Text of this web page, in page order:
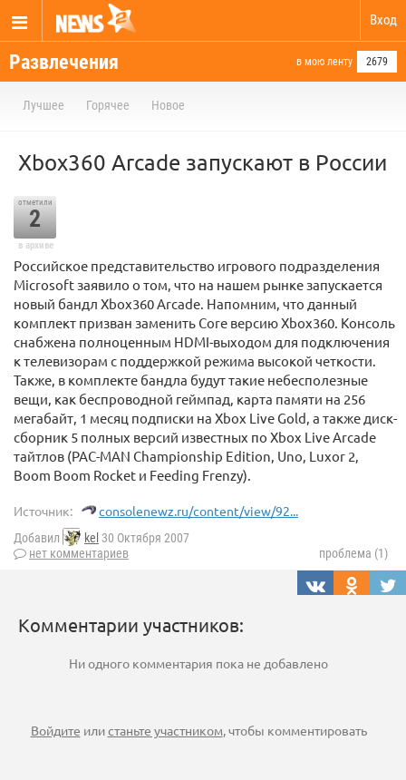
Вход
Развлечения в мою ленту 2679
Лучшее Горячее Новое
Xbox360 Arcade запускают в России
отметили
2
в архиве
Российское представительство игрового подразделения
Microsoft заявило о том, что на нашем рынке запускается
новый бандл Xbox360 Arcade. Напомним, что данный
комплект призван заменить Core версию Xbox360. Консоль
снабжена полноценным HDMI-выходом для подключения
к телевизорам с поддержкой режима высокой четкости.
Также, в комплекте бандла будут такие небесполезные
вещи, как беспроводной геймпад, карта памяти на 256
мегабайт, 1 месяц подписки на Xbox Live Gold, а также диск-
сборник 5 полных версий известных по Xbox Live Arcade
тайтлов (PAC-MAN Championship Edition, Uno, Luxor 2,
Boom Boom Rocket и Feeding Frenzy).
Источник: consolenewz.ru/content/view/92...
Добавил kel 30 Октября 2007
нет комментариев
проблема (1)
Комментарии участников:
Ни одного комментария пока не добавлено
Войдите илистаньте участником, чтобы комментировать